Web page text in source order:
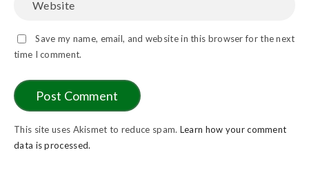
Save my name, email, and website in this browser for the next
time I comment.
This site uses Akismet to reduce spam. Learn how your comment
data is processed.